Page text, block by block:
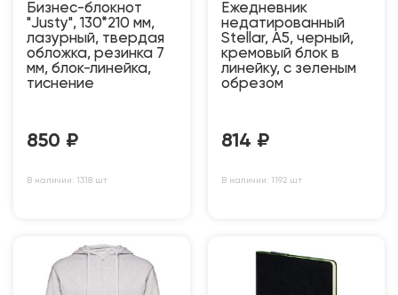
Бизнес-блокнот
"Justy", 130*210 мм,
лазурный, твердая
обложка, резинка 7
мм, блок-линейка,
тиснение
850 ₽
В наличии: 1318 шт
Ежедневник
недатированный
Stellar, А5, черный,
кремовый блок в
линейку, с зеленым
обрезом
814 ₽
В наличии: 1192 шт